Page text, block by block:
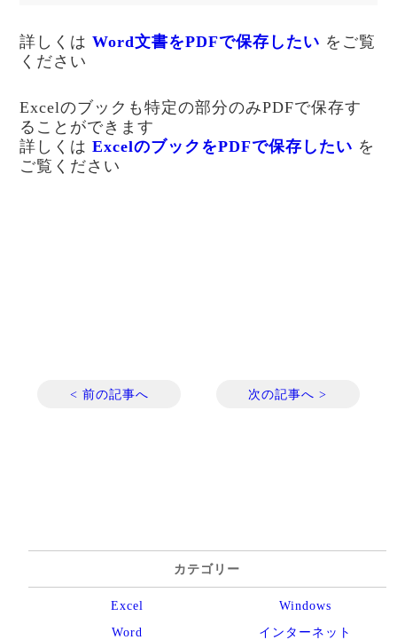
詳しくはWord文書をPDFで保存したい をご覧
ください
Excelのブックも特定の部分のみPDFで保存す
ることができます
詳しくはExcelのブックをPDFで保存したい を
ご覧ください
< 前の記事へ 次の記事へ >
カテゴリー
Excel
Windows
Word
インターネット